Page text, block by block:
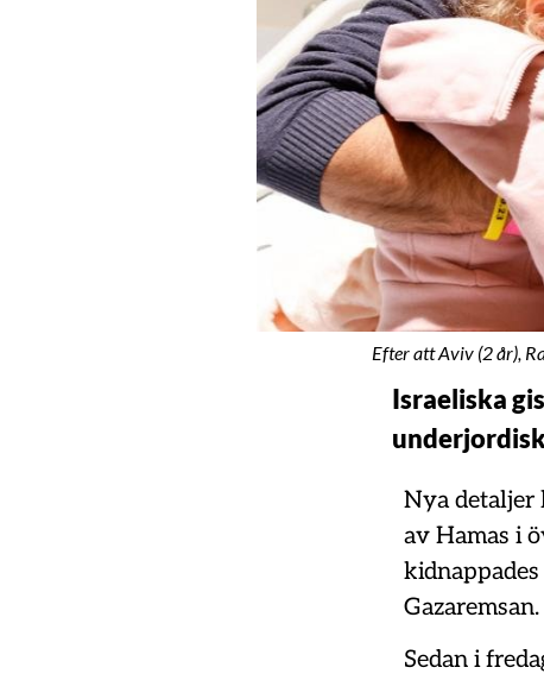
Efter att Aviv (2 år),
Israeliska
Nya detaljer
av Hamas i
Gazaremsan.
Sedan i